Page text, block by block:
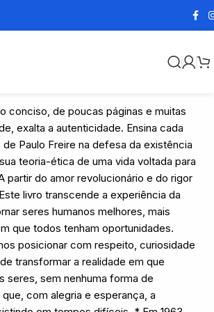
conciso, de poucas páginas e muitas
exalta a autenticidade. Ensina cada
Paulo Freire na defesa da existência
teoria-ética de uma vida voltada para
partir do amor revolucionário e do rigor
livro transcende a experiência da
seres humanos melhores, mais
que todos tenham oportunidades.
posicionar com respeito, curiosidade
transformar a realidade em que
seres, sem nenhuma forma de
com alegria e esperança, a